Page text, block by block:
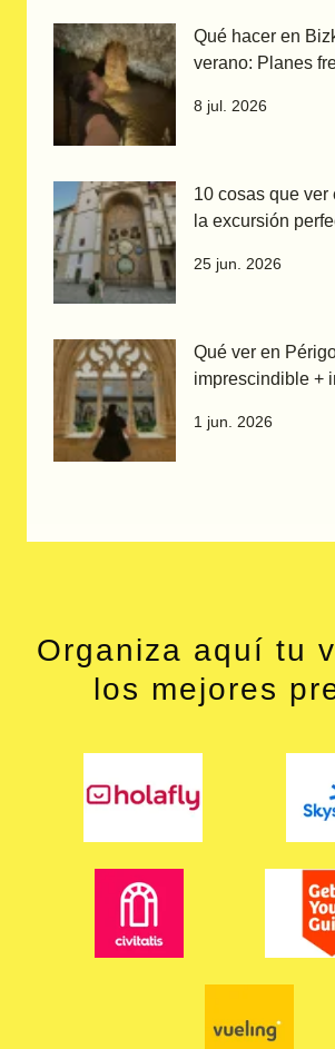
Qué hacer en
verano: Planes
8 jul. 2026
10 cosas que ver
la excursión
25 jun. 2026
Qué ver en
imprescindible +
1 jun. 2026
Organiza aquí tu
los mejores